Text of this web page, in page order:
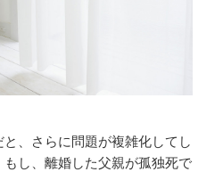
、さらに問題が複雑化してし
し、離婚した父親が孤独死で